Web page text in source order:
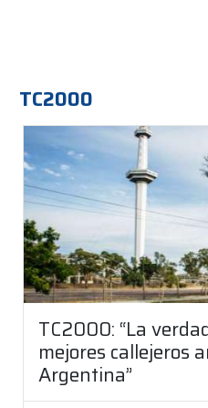
TC2000
TC2000: “La
mejores callejeros
Argentina”